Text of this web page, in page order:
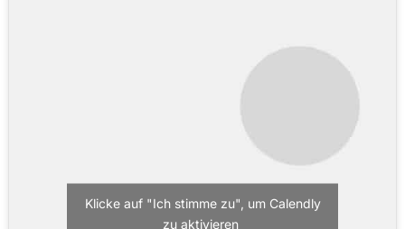
Klicke auf "Ich stimme zu", um Calendly
zu aktivieren